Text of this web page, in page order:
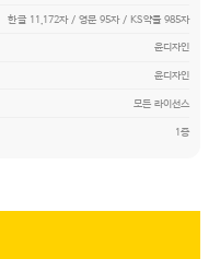
한글 11,172자 / 영문 95자 / KS약물 985자
윤디자인
윤디자인
모든 라이선스
1종